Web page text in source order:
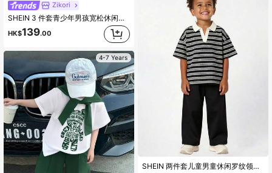
Zikori
SHEIN 3 件套青少年男孩宽松休闲斗篷运动裤短袖 T 恤套装
HK$139.00
4-7 Years
SHEIN 两件套儿童男童休闲罗纹领短袖针织T恤和纯色梭织长裤套装，适合上学、花园、海滩、生日、春季、夏季、秋季和冬季穿着。